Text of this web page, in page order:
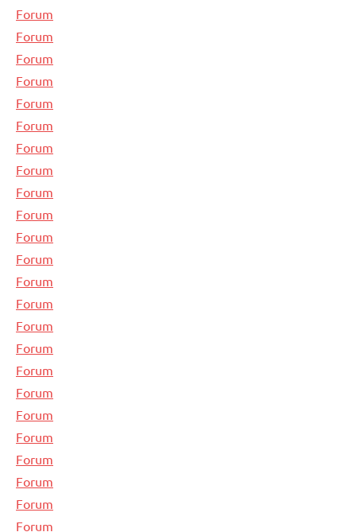
Forum
Forum
Forum
Forum
Forum
Forum
Forum
Forum
Forum
Forum
Forum
Forum
Forum
Forum
Forum
Forum
Forum
Forum
Forum
Forum
Forum
Forum
Forum
Forum